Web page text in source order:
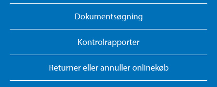
Dokumentsøgning
Kontrolrapporter
Returner eller annuller onlinekøb